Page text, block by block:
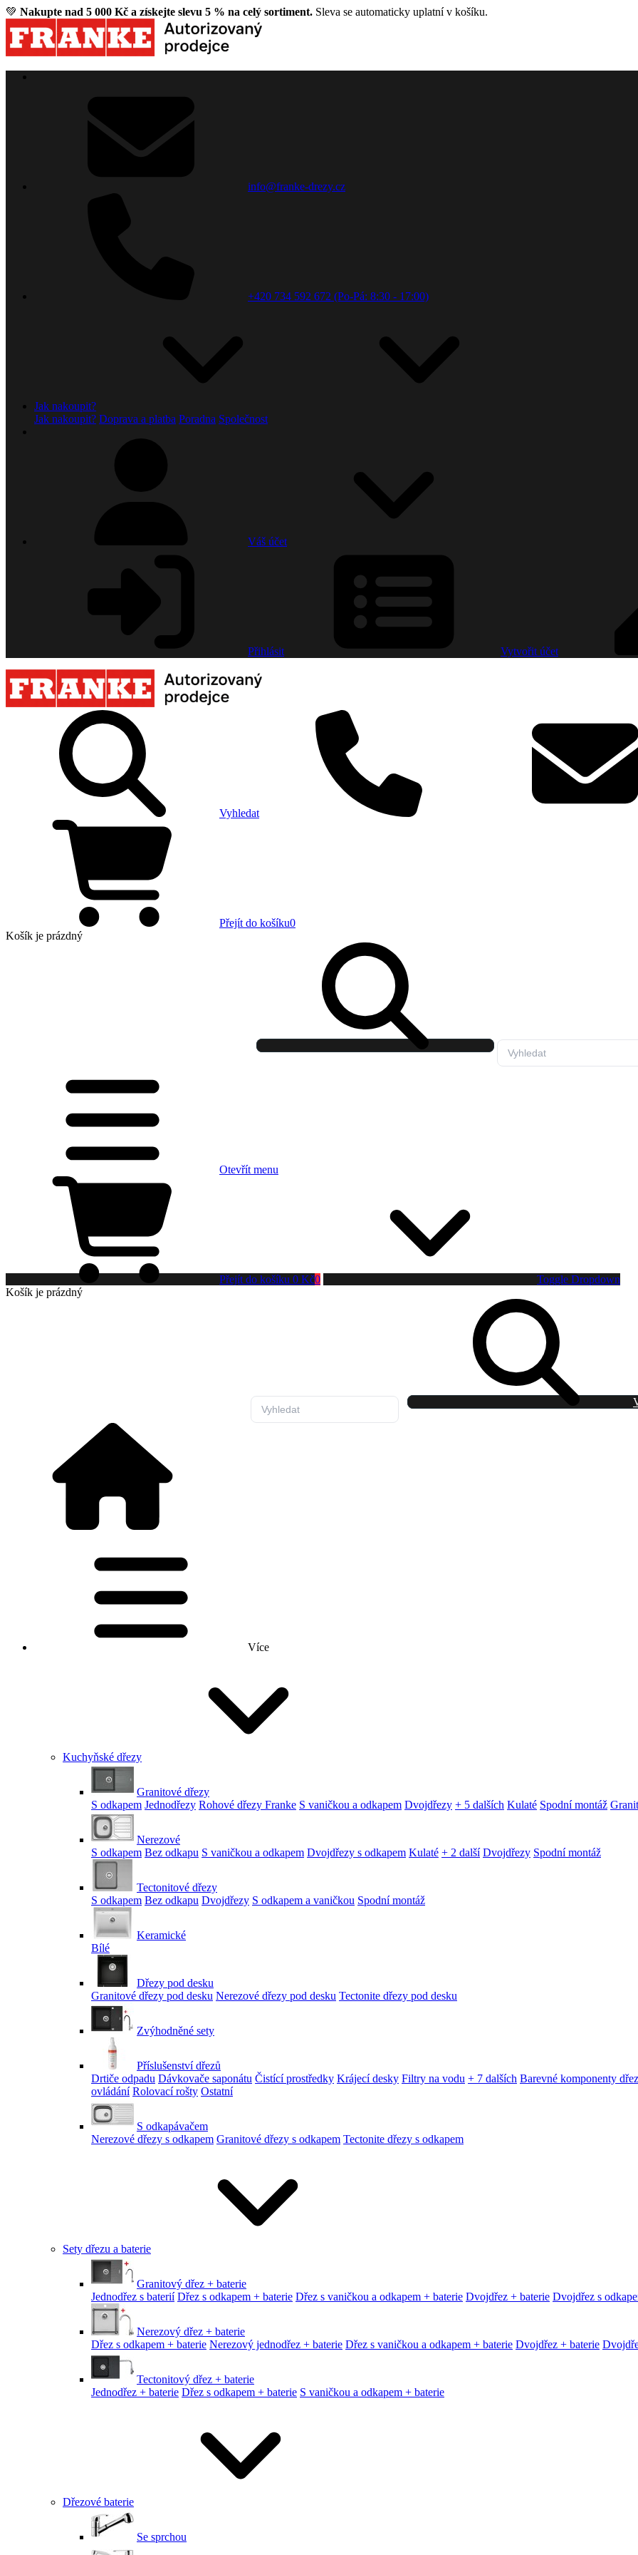
💚 Nakupte nad 5 000 Kč a získejte slevu 5 % na celý sortiment. Sleva se automaticky uplatní v košíku.
info@franke-drezy.cz
+420 734 592 672 (Po-Pá: 8:30 - 17:00)
Jak nakoupit?
Jak nakoupit? Doprava a platba Poradna Společnost
Váš účet
Přihlásit Vytvořit účet
Vyhledat
Přejít do košíku0
Košík je prázdný
Otevřít menu
Přejít do košíku 0 Kč0
Toggle Dropdown
Košík je prázdný
Více
Kuchyňské dřezy
Granitové dřezy
S odkapem Jednodřezy Rohové dřezy Franke S vaničkou a odkapem Dvojdřezy + 5 dalších Kulaté Spodní montáž
Nerezové
S odkapem Bez odkapu S vaničkou a odkapem Dvojdřezy s odkapem Kulaté + 2 další Dvojdřezy Spodní montáž
Tectonitové dřezy
S odkapem Bez odkapu Dvojdřezy S odkapem a vaničkou Spodní montáž
Keramické
Bílé
Dřezy pod desku
Granitové dřezy pod desku Nerezové dřezy pod desku Tectonite dřezy pod desku
Zvýhodněné sety
Příslušenství dřezů
Drtiče odpadu Dávkovače saponátu Čistící prostředky Krájecí desky Filtry na vodu + 7 dalších Barevné komponenty
ovládání Rolovací rošty Ostatní
S odkapávačem
Nerezové dřezy s odkapem Granitové dřezy s odkapem Tectonite dřezy s odkapem
Sety dřezu a baterie
Granitový dřez + baterie
Jednodřez s baterií Dřez s odkapem + baterie Dřez s vaničkou a odkapem + baterie Dvojdřez + baterie Dvojdřez s
Nerezový dřez + baterie
Dřez s odkapem + baterie Nerezový jednodřez + baterie Dřez s vaničkou a odkapem + baterie Dvojdřez + baterie
Tectonitový dřez + baterie
Jednodřez + baterie Dřez s odkapem + baterie S vaničkou a odkapem + baterie
Dřezové baterie
Se sprchou